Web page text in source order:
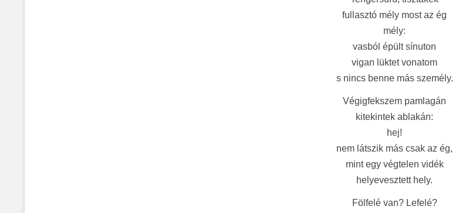
fullasztó mély most az ég
mély:
vasból épült sínuton
vigan lüktet vonatom
s nincs benne más személy.
Végigfekszem pamlagán
kitekintek ablakán:
hej!
nem látszik más csak az ég,
mint egy végtelen vidék
helyevesztett hely.
Fölfelé van? Lefelé?